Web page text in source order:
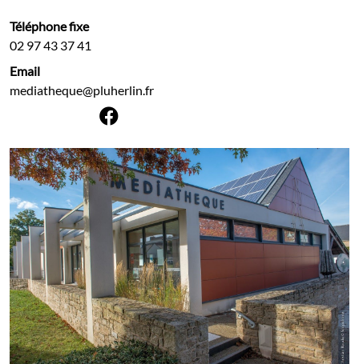
Téléphone fixe
02 97 43 37 41
Email
mediatheque@pluherlin.fr